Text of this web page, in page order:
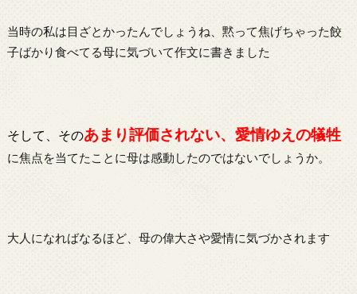
当時の私は目ざとかったんでしょうね、黙って焦げちゃった餃
子ばかり食べてる母に気づいて作文に書きました
そして、そのあまり評価されない、愛情ゆえの犠牲
に焦点を当てたことに母は感動したのではないでしょうか。
大人になればなるほど、母の偉大さや愛情に気づかされます